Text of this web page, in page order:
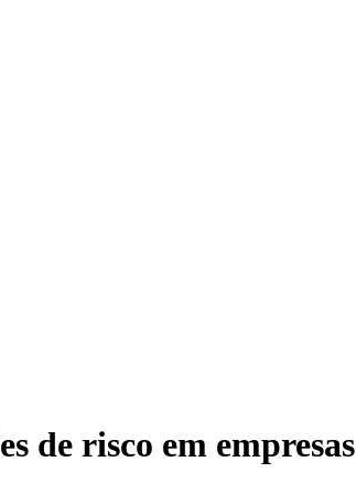
de risco em empresas